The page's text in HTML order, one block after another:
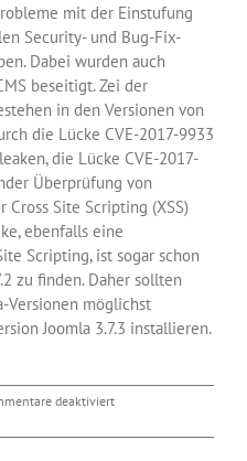
mit der Einstufung
Security- und Bug-Fix-
Dabei wurden auch
beseitigt. Zei der
in den Versionen von
die Lücke CVE-2017-9933
die Lücke CVE-2017-
Überprüfung von
Site Scripting (XSS)
ebenfalls eine
Scripting, ist sogar schon
zu finden. Daher sollten
Versionen möglichst
Joomla 3.7.3 installieren.
deaktiviertfür
3.7.3